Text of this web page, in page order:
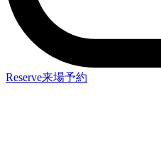
Reserve来場予約